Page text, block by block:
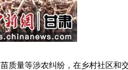
量等涉农纠纷，在乡村社区和